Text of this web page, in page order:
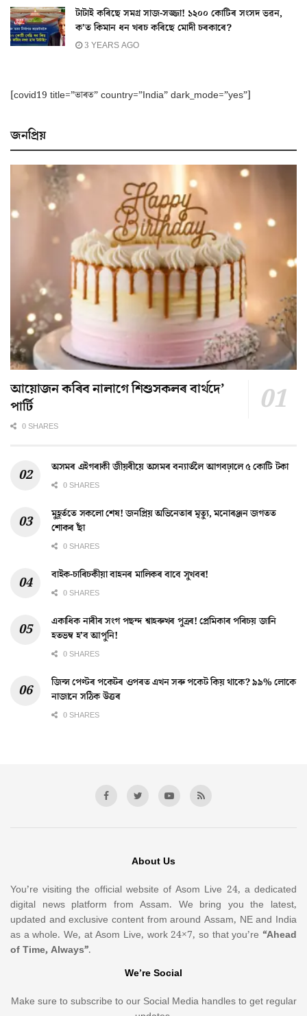
টাটাই কৰিছে সমগ্ৰ সাজ-সজ্জা! ১২০০ কোটিৰ সংসদ ভৱন,
ক’ত কিমান ধন খৰচ কৰিছে মোদী চৰকাৰে?
3 YEARS AGO
[covid19 title=”ভাৰত” country=”India” dark_mode=”yes”]
জনপ্ৰিয়
আয়োজন কৰিব নালাগে শিশুসকলৰ বাৰ্থদে’
পাৰ্টি
0 SHARES
অসমৰ এইগৰাকী জীয়ৰীয়ে অসমৰ বন্যাৰ্তলৈ আগবঢ়ালে ৫ কোটি টকা
0 SHARES
মুহূৰ্ততে সকলো শেষ! জনপ্ৰিয় অভিনেতাৰ মৃত্যু, মনোৰঞ্জন জগতত
শোকৰ ছাঁ
0 SHARES
বাইক-চাৰিচকীয়া বাহনৰ মালিকৰ বাবে সুখবৰ!
0 SHARES
একাধিক নাৰীৰ সংগ পছন্দ শ্বাহৰুখৰ পুত্ৰৰ! প্ৰেমিকাৰ পৰিচয় জানি
হতভম্ব হ’ব আপুনি!
0 SHARES
জিন্স পেণ্টৰ পকেটৰ ওপৰত এখন সৰু পকেট কিয় থাকে? ৯৯% লোকে
নাজানে সঠিক উত্তৰ
0 SHARES
About Us
You’re visiting the official website of Asom Live 24, a dedicated
digital news platform from Assam. We bring you the latest,
updated and exclusive content from around Assam, NE and India
as a whole. We, at Asom Live, work 24×7, so that you’re “Ahead
of Time, Always”.
We’re Social
Make sure to subscribe to our Social Media handles to get regular